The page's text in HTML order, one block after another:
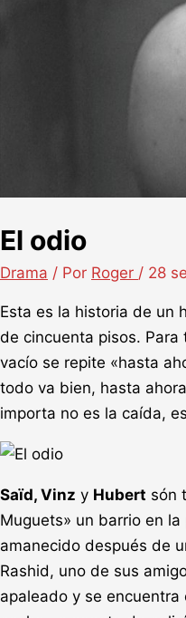
El odio
Drama / Por Roger / 28
Esta es la historia de un
de cincuenta pisos. Para
vacío se repite «hasta
todo va bien, hasta
importa no es la caída,
Saïd, Vinz y Hubert són
Muguets» un barrio en
amanecido después de
Rashid, uno de sus
apaleado y se